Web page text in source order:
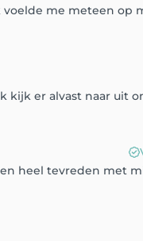
me meteen op
er alvast naar uit
heel tevreden met